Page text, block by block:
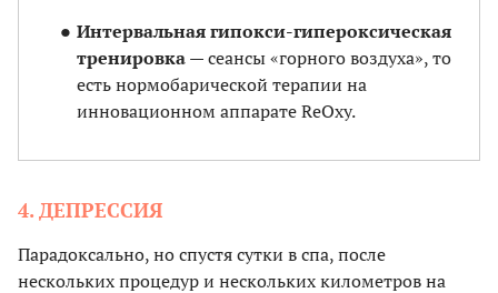
Интервальная гипокси-гипероксическая
тренировка— сеансы «горного воздуха», то
есть нормобарической терапии на
инновационном аппарате ReOxy.
4. ДЕПРЕССИЯ
Парадоксально, но спустя сутки в спа, после
нескольких процедур и нескольких километров на